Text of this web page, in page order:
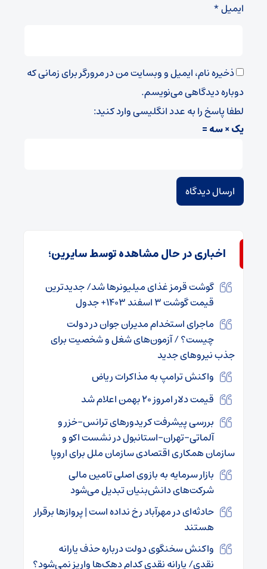
ایمیل*
ذخیره نام، ایمیل و وبسایت من در مرورگر برای زمانی که
دوباره دیدگاهی می‌نویسم.
لطفا پاسخ را به عدد انگلیسی وارد کنید:
یک × سه =
اخباری در حال مشاهده توسط سایرین؛
گوشت قرمز غذای میلیونر‌ها شد/ جدیدترین
قیمت گوشت ۳ اسفند ۱۴۰۳+ جدول
ماجرای استخدام مدیران جوان در دولت
چیست؟ / آزمون‌های شغل و شخصیت برای
جذب نیروهای جدید
واکنش ترامپ به مذاکرات ریاض
قیمت دلار امروز ۲۰ بهمن اعلام شد
بررسی پیشرفت کریدورهای ترانس-خزر و
آلماتی-تهران-استانبول در نشست اکو و
سازمان همکاری اقتصادی سازمان ملل برای اروپا
بازار سرمایه به بازوی اصلی تامین مالی
شرکت‌های دانش‌بنیان تبدیل می‌شود
حادثه‌ای در مهرآباد رخ نداده است | پروازها برقرار
هستند
واکنش سخنگوی دولت درباره حذف یارانه
نقدی/ یارانه نقدی کدام دهک‌ها واریز نمی‌شود؟